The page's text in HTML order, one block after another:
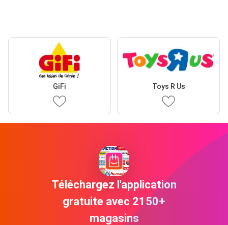
GiFi Toys R Us
Téléchargez l'application
gratuite avec 2150+
magasins